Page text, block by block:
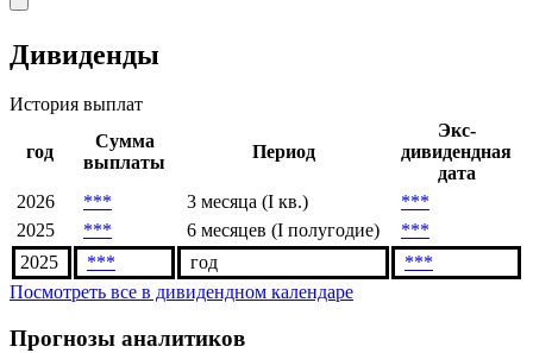
Дивиденды
История выплат
год
Сумма
выплаты
Период
Экс-
дивидендная
дата
2026
*** 3 месяца (I кв.)
***
2025
*** 6 месяцев (I полугодие)
***
2025
*** год
***
Посмотреть все в дивидендном календаре
Прогнозы аналитиков